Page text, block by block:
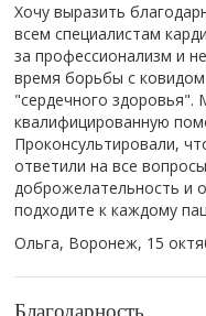
Хочу выразить
всем специалистам
за профессионализм и
время борьбы с
"сердечного здоровья".
квалифицированную
Проконсультировали,
ответили на все
доброжелательность и
подходите к каждому
Ольга, Воронеж, 15
Благодарность